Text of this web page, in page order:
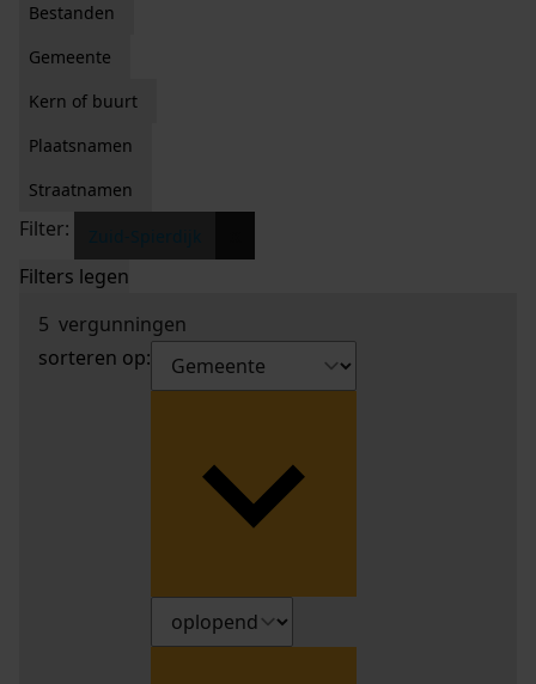
Bestanden
Gemeente
Kern of buurt
Plaatsnamen
Straatnamen
Filter:
Filters legen
5 vergunningen
sorteren op: